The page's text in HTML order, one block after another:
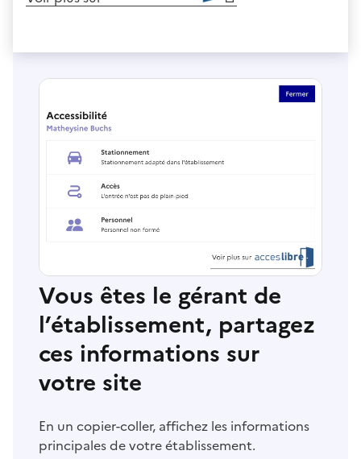
Vous êtes le gérant de
l’établissement, partagez
ces informations sur
votre site
En un copier-coller, affichez les informations
principales de votre établissement.